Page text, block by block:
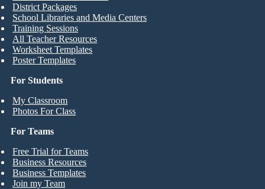
For Students
My Classroom
Photos For Class
District Packages
School Libraries and Media Centers
Training Sessions
All Teacher Resources
Worksheet Templates
Poster Templates
For Teams
Free Trial for Teams
Business Resources
Business Templates
Join my Team